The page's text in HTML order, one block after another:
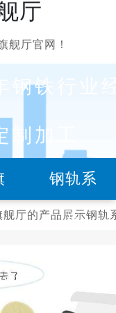
厅
舰厅官网！
钢铁行业
制加工
钢轨系
列
舰厅的产品展示钢轨